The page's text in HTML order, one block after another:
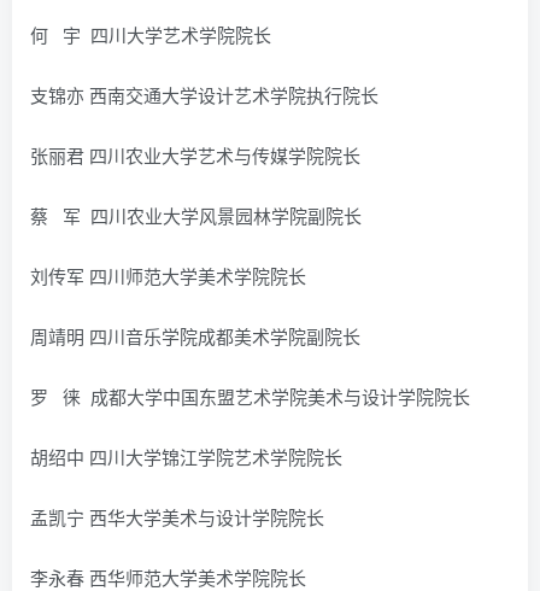
何 宇 四川大学艺术学院院长
支锦亦 西南交通大学设计艺术学院执行院长
张丽君 四川农业大学艺术与传媒学院院长
蔡 军 四川农业大学风景园林学院副院长
刘传军 四川师范大学美术学院院长
周靖明 四川音乐学院成都美术学院副院长
罗 徕 成都大学中国东盟艺术学院美术与设计学院院长
胡绍中 四川大学锦江学院艺术学院院长
孟凯宁 西华大学美术与设计学院院长
李永春 西华师范大学美术学院院长